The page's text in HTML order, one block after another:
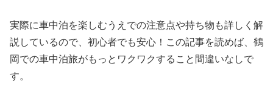
実際に車中泊を楽しむうえでの注意点や持ち物も詳しく解
説しているので、初心者でも安心！この記事を読めば、鶴
岡での車中泊旅がもっとワクワクすること間違いなしで
す。